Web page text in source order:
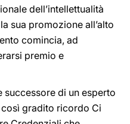
dell’intellettualità
sua promozione all’alto
comincia, ad
premio e
successore di un esperto
gradito ricordo Ci